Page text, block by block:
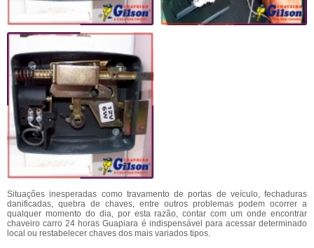
Situações inesperadas como travamento de portas de veículo, fechaduras
danificadas, quebra de chaves, entre outros problemas podem ocorrer a
qualquer momento do dia, por esta razão, contar com um onde encontrar
chaveiro carro 24 horas Guapiara é indispensável para acessar determinado
local ou restabelecer chaves dos mais variados tipos.